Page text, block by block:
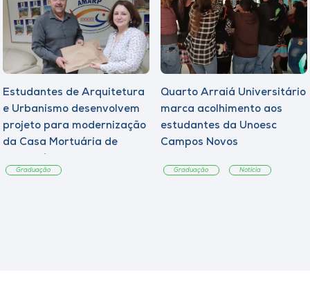
Estudantes de Arquitetura
e Urbanismo desenvolvem
projeto para modernização
da Casa Mortuária de
Graduação
Quarto Arraiá Universitário
marca acolhimento aos
estudantes da Unoesc
Campos Novos
Graduação Notícia